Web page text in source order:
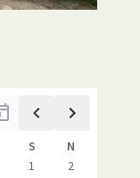
S
N
1
2